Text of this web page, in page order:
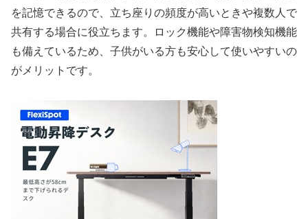
を記憶できるので、立ち座りの頻度が高いときや複数人で
共有する場合に役立ちます。ロック機能や障害物検知機能
も備えているため、子供がいる方も安心して使いやすいの
がメリットです。